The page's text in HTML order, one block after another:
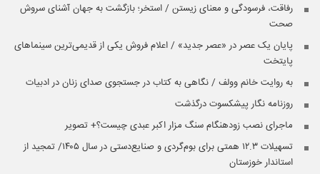
رفاقت، فرسودگی و معنای زیستن / استخر؛ بازگشت به جهان آشنای سروش
صحت
پایان یک عصر در «عصر جدید» / اعلام فروش یکی از قدیمی‌ترین سینماهای
پایتخت
به روایت خانم وولف / نگاهی به کتاب در جستجوی صدای زنان در ادبیات
روزنامه نگار پیشکسوت درگذشت
ماجرای نصب زودهنگام سنگ مزار اکبر عبدی چیست؟+ تصویر
تسهیلات ۱۲.۳ همتی برای بوم‌گردی و صنایع‌دستی در سال ۱۴۰۵/ تمجید از
استاندار خوزستان